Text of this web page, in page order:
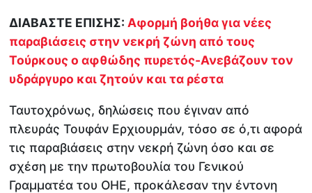
ΔΙΑΒΑΣΤΕ ΕΠΙΣΗΣ:Αφορμή βοήθα για νέες
παραβιάσεις στην νεκρή ζώνη από τους
Τούρκους ο αφθώδης πυρετός-Ανεβάζουν τον
υδράργυρο και ζητούν και τα ρέστα
Ταυτοχρόνως, δηλώσεις που έγιναν από
πλευράς Τουφάν Ερχιουρμάν, τόσο σε ό,τι αφορά
τις παραβιάσεις στην νεκρή ζώνη όσο και σε
σχέση με την πρωτοβουλία του Γενικού
Γραμματέα του ΟΗΕ, προκάλεσαν την έντονη